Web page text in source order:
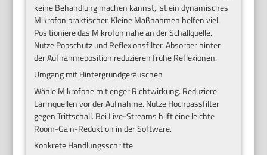
keine Behandlung machen kannst, ist ein dynamisches
Mikrofon praktischer. Kleine Maßnahmen helfen viel.
Positioniere das Mikrofon nahe an der Schallquelle.
Nutze Popschutz und Reflexionsfilter. Absorber hinter
der Aufnahmeposition reduzieren frühe Reflexionen.
Umgang mit Hintergrundgeräuschen
Wähle Mikrofone mit enger Richtwirkung. Reduziere
Lärmquellen vor der Aufnahme. Nutze Hochpassfilter
gegen Trittschall. Bei Live-Streams hilft eine leichte
Room-Gain-Reduktion in der Software.
Konkrete Handlungsschritte